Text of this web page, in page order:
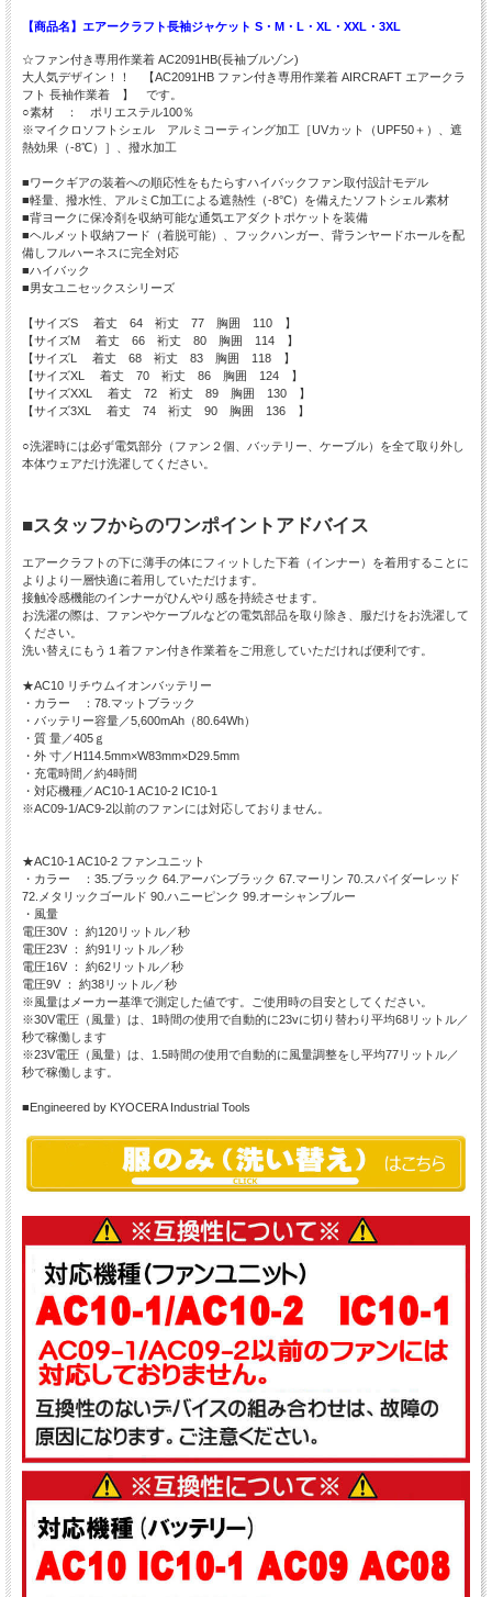
【商品名】エアークラフト長袖ジャケット S・M・L・XL・XXL・3XL
☆ファン付き専用作業着 AC2091HB(長袖ブルゾン)
大人気デザイン！！ 【AC2091HB ファン付き専用作業着 AIRCRAFT エアークラ
フト 長袖作業着 】 です。
○素材 ： ポリエステル100％
※マイクロソフトシェル アルミコーティング加工［UVカット（UPF50＋）、遮
熱効果（-8℃）］、撥水加工
■ワークギアの装着への順応性をもたらすハイバックファン取付設計モデル
■軽量、撥水性、アルミC加工による遮熱性（-8°C）を備えたソフトシェル素材
■背ヨークに保冷剤を収納可能な通気エアダクトポケットを装備
■ヘルメット収納フード（着脱可能）、フックハンガー、背ランヤードホールを配
備しフルハーネスに完全対応
■ハイバック
■男女ユニセックスシリーズ
【サイズS 着丈 64 裄丈 77 胸囲 110 】
【サイズM 着丈 66 裄丈 80 胸囲 114 】
【サイズL 着丈 68 裄丈 83 胸囲 118 】
【サイズXL 着丈 70 裄丈 86 胸囲 124 】
【サイズXXL 着丈 72 裄丈 89 胸囲 130 】
【サイズ3XL 着丈 74 裄丈 90 胸囲 136 】
○洗濯時には必ず電気部分（ファン２個、バッテリー、ケーブル）を全て取り外し
本体ウェアだけ洗濯してください。
■スタッフからのワンポイントアドバイス
エアークラフトの下に薄手の体にフィットした下着（インナー）を着用することに
よりより一層快適に着用していただけます。
接触冷感機能のインナーがひんやり感を持続させます。
お洗濯の際は、ファンやケーブルなどの電気部品を取り除き、服だけをお洗濯して
ください。
洗い替えにもう１着ファン付き作業着をご用意していただければ便利です。
★AC10 リチウムイオンバッテリー
・カラー ：78.マットブラック
・バッテリー容量／5,600mAh（80.64Wh）
・質 量／405ｇ
・外 寸／H114.5mm×W83mm×D29.5mm
・充電時間／約4時間
・対応機種／AC10-1 AC10-2 IC10-1
※AC09-1/AC9-2以前のファンには対応しておりません。
★AC10-1 AC10-2 ファンユニット
・カラー ：35.ブラック 64.アーバンブラック 67.マーリン 70.スパイダーレッド
72.メタリックゴールド 90.ハニーピンク 99.オーシャンブルー
・風量
電圧30V ： 約120リットル／秒
電圧23V ： 約91リットル／秒
電圧16V ： 約62リットル／秒
電圧9V ： 約38リットル／秒
※風量はメーカー基準で測定した値です。ご使用時の目安としてください。
※30V電圧（風量）は、1時間の使用で自動的に23vに切り替わり平均68リットル／
秒で稼働します
※23V電圧（風量）は、1.5時間の使用で自動的に風量調整をし平均77リットル／
秒で稼働します。
■Engineered by KYOCERA Industrial Tools